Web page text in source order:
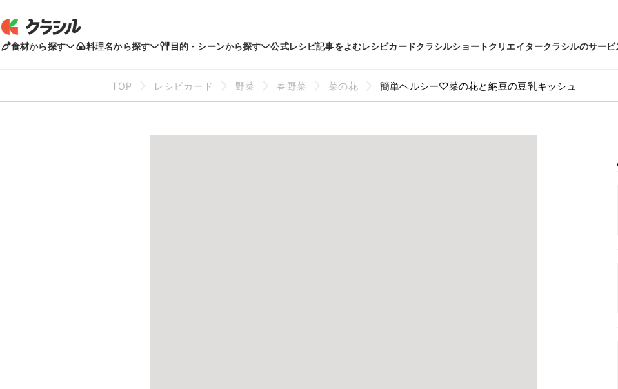
食材から探す 料理名から探す 目的・シーンから探す 公式レシピ記事をよむレシピカードクラシルショートクリエイタークラシルのサービ
TOP レシピカード 野菜 春野菜 菜の花 簡単ヘルシー♡菜の花と納豆の豆乳キッシュ